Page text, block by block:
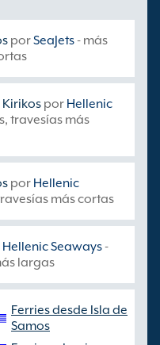
porSeaJets- más
Kirikos por Hellenic
travesías más
por Hellenic
más cortas
Hellenic Seaways-
largas
Ferries desde Isla de
Samos